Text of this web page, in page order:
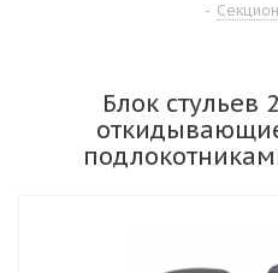
-
Блок стульев